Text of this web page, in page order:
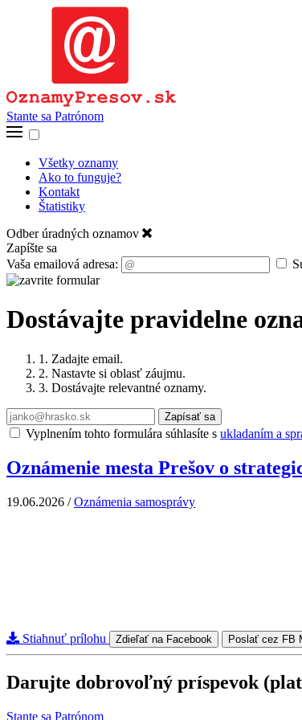
Stante sa Patrónom
Všetky oznamy
Ako to funguje?
Kontakt
Štatistiky
Odber úradných oznamov
Zapíšte sa
Vaša emailová adresa:
Dostávajte pravidelne
1. Zadajte email.
2. Nastavte si oblasť záujmu.
3. Dostávajte relevantné oznamy.
Zapísať sa
Vyplnením tohto formulára súhlasíte s ukladaním a
Oznámenie mesta Prešov o
19.06.2026 /Oznámenia samosprávy
Stiahnuť prílohu Zdieľať na Facebook Poslať cez FB
Darujte dobrovoľný príspevok
Stante sa Patrónom